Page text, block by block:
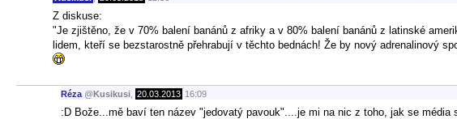
Z diskuse:
"Je zjištěno, že v 70% balení banánů z afriky a v 80% balení banánů z latinské
lidem, kteří se bezstarostně přehrabují v těchto bednách! Že by nový adrenalinový
Réza @Kusikusi 20.03.2013 16:09
:D Bože...mě baví ten název "jedovatý pavouk"....je mi na nic z toho, jak se